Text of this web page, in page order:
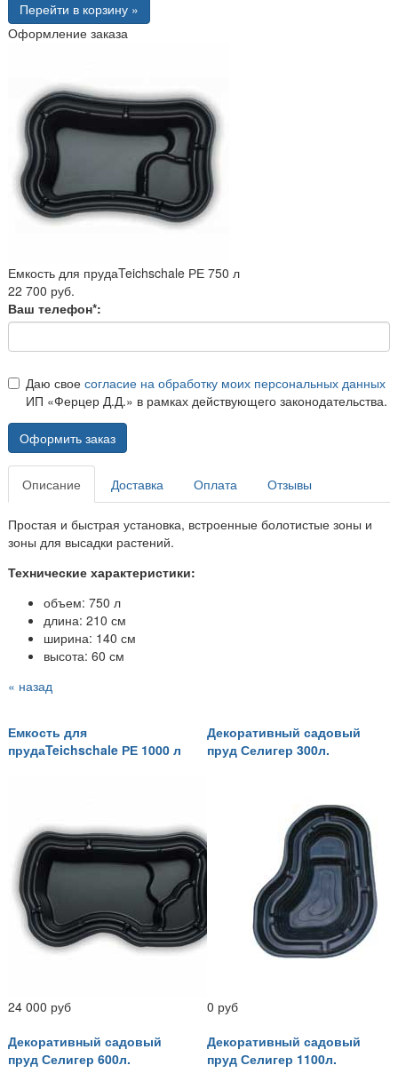
Перейти в корзину »
Оформление заказа
Емкость для прудаTeichschale РЕ 750 л
22 700 руб.
Ваш телефон*:
Даю свое согласие на обработку моих персональных данных
ИП «Ферцер Д.Д.» в рамках действующего законодательства.
Оформить заказ
Описание Доставка Оплата Отзывы
Простая и быстрая установка, встроенные болотистые зоны и
зоны для высадки растений.
Технические характеристики:
объем: 750 л
длина: 210 см
ширина: 140 см
высота: 60 см
« назад
Емкость для
прудаTeichschale РЕ 1000 л
24 000 руб
Декоративный садовый
пруд Селигер 300л.
0 руб
Декоративный садовый
пруд Селигер 600л.
Декоративный садовый
пруд Селигер 1100л.